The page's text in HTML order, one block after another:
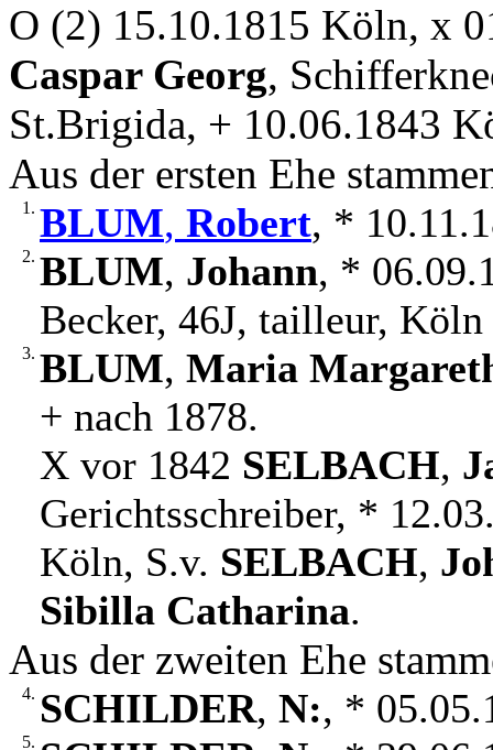
O (2) 15.10.1815 Köln, x
Caspar Georg,
St.Brigida, + 10.06.1843
Aus der ersten Ehe
1. BLUM, Robert, *
2. BLUM, Johann, *
Becker, 46J, tailleur,
3. BLUM, Maria
+ nach 1878.
X vor 1842 SELBACH,
Gerichtsschreiber, *
Köln, S.v. SELBACH,
Sibilla Catharina.
Aus der zweiten Ehe
4. SCHILDER, N:, *
5.